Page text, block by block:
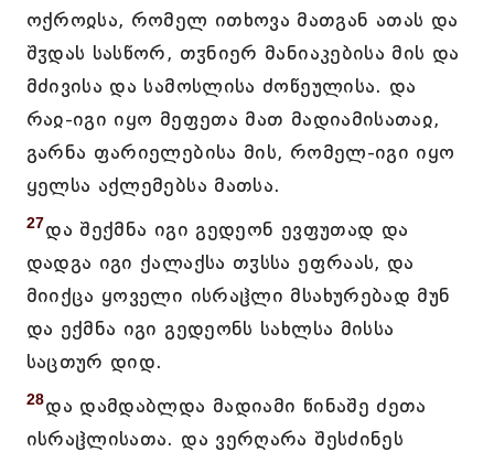
ოქროჲსა, რომელ ითხოვა მათგან ათას და
შჳდას სასწორ, თჳნიერ მანიაკებისა მის და
მძივისა და სამოსლისა ძოწეულისა. და
რაჲ-იგი იყო მეფეთა მათ მადიამისათაჲ,
გარნა ფარიელებისა მის, რომელ-იგი იყო
ყელსა აქლემებსა მათსა.
27და შექმნა იგი გედეონ ევფუთად და
დადგა იგი ქალაქსა თჳსსა ეფრაას, და
მიიქცა ყოველი ისრაჱლი მსახურებად მუნ
და ექმნა იგი გედეონს სახლსა მისსა
საცთურ დიდ.
28და დამდაბლდა მადიამი წინაშე ძეთა
ისრაჱლისათა. და ვერღარა შესძინეს